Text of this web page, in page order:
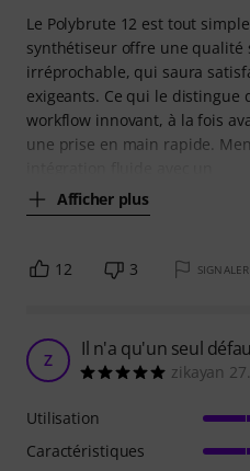
Le Polybrute 12 est tout
synthétiseur offre une qualité
irréprochable, qui saura
exigeants. Ce qui le distingue
workflow innovant, à la fois
une prise en main rapide.
Afficher plus
12 3
Z Il n'a qu'un seul
zikayan
Utilisation
Caractéristiques